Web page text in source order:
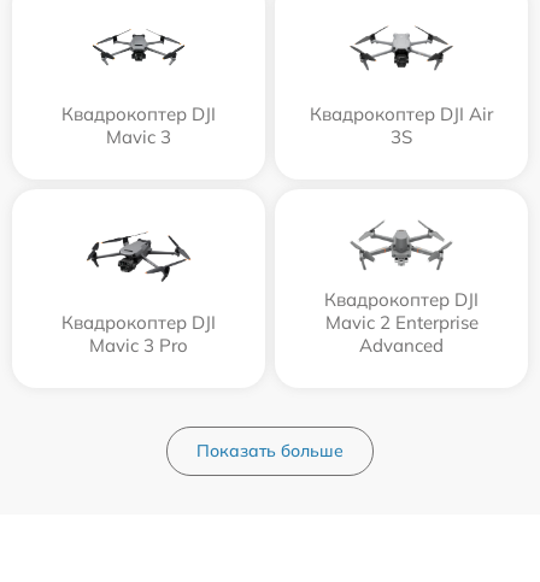
Квадрокоптер DJI
Mavic 3
Квадрокоптер DJI Air
3S
Квадрокоптер DJI
Mavic 3 Pro
Квадрокоптер DJI
Mavic 2 Enterprise
Advanced
Показать больше